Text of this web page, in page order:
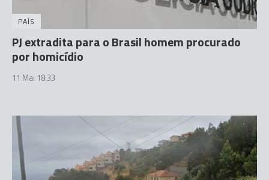
PAÍS
PJ extradita para o Brasil homem procurado
por homicídio
11 Mai 18:33